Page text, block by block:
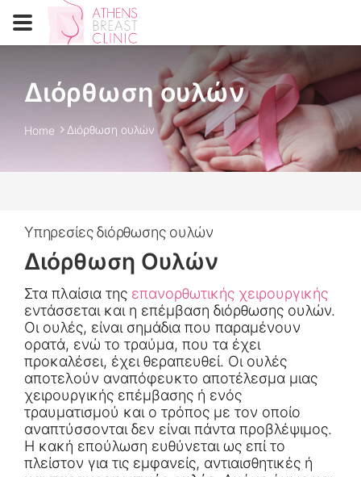
Διόρθωση ουλών
Home Διόρθωση ουλών
Υπηρεσίες διόρθωσης ουλών
Διόρθωση Ουλών
Στα πλαίσια της επανορθωτικής χειρουργικής
εντάσσεται και η επέμβαση διόρθωσης ουλών.
Οι ουλές, είναι σημάδια που παραμένουν
ορατά, ενώ το τραύμα, που τα έχει
προκαλέσει, έχει θεραπευθεί. Οι ουλές
αποτελούν αναπόφευκτο αποτέλεσμα μιας
χειρουργικής επέμβασης ή ενός
τραυματισμού και ο τρόπος με τον οποίο
αναπτύσσονται δεν είναι πάντα προβλέψιμος.
Η κακή επούλωση ευθύνεται ως επί το
πλείστον για τις εμφανείς, αντιαισθητικές ή